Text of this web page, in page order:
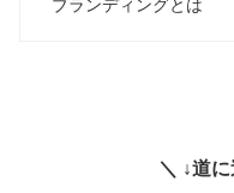
ブランディングとは
＼ ↓道に